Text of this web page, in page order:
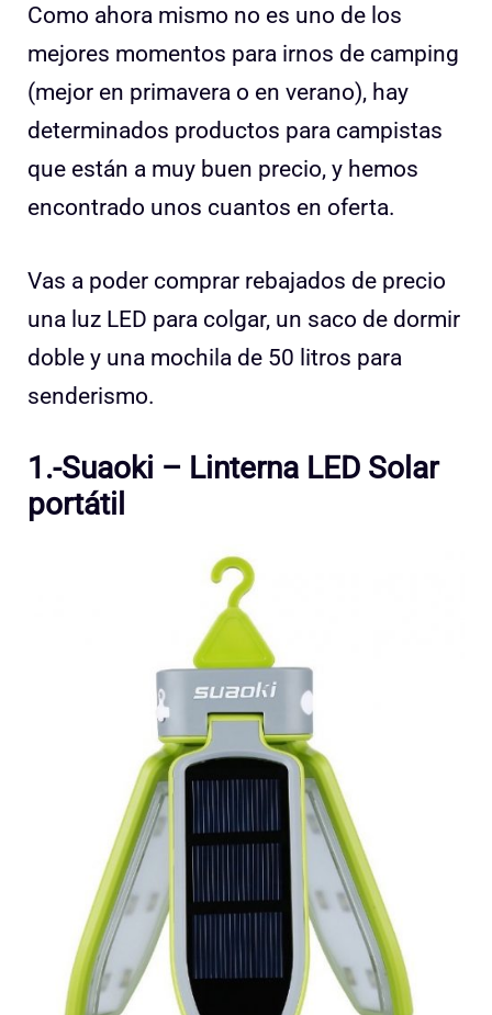
Como ahora mismo no es uno de los
mejores momentos para irnos de camping
(mejor en primavera o en verano), hay
determinados productos para campistas
que están a muy buen precio, y hemos
encontrado unos cuantos en oferta.
Vas a poder comprar rebajados de precio
una luz LED para colgar, un saco de dormir
doble y una mochila de 50 litros para
senderismo.
1.-Suaoki – Linterna LED Solar
portátil